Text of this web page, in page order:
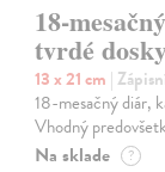
18-
tvrdé
13 x 21 cm |
18-mesačný diár,
Vhodný
Na sklade ?